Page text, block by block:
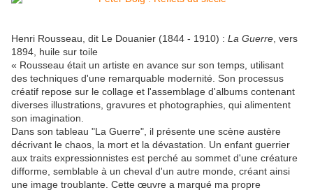
Henri Rousseau, dit Le Douanier (1844 - 1910) : La Guerre , vers
1894, huile sur toile
« Rousseau était un artiste en avance sur son temps, utilisant
des techniques d'une remarquable modernité. Son processus
créatif repose sur le collage et l'assemblage d'albums contenant
diverses illustrations, gravures et photographies, qui alimentent
son imagination.
Dans son tableau "La Guerre", il présente une scène austère
décrivant le chaos, la mort et la dévastation. Un enfant guerrier
aux traits expressionnistes est perché au sommet d'une créature
difforme, semblable à un cheval d'un autre monde, créant ainsi
une image troublante. Cette œuvre a marqué ma propre